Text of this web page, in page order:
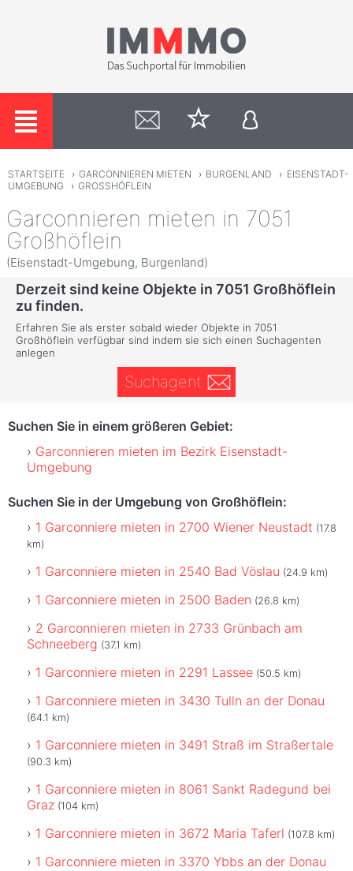
STARTSEITE › GARCONNIEREN MIETEN › BURGENLAND › EISENSTADT-
UMGEBUNG
› GROSSHÖFLEIN
Garconnieren mieten in 7051
Großhöflein
(Eisenstadt-Umgebung, Burgenland)
Derzeit sind keine Objekte in 7051 Großhöflein
zu finden.
Erfahren Sie als erster sobald wieder Objekte in 7051
Großhöflein verfügbar sind indem sie sich einen Suchagenten
anlegen
Suchagent
Suchen Sie in einem größeren Gebiet:
Garconnieren mieten im Bezirk Eisenstadt-
Umgebung
Suchen Sie in der Umgebung von Großhöflein:
1 Garconniere mieten in 2700 Wiener Neustadt (17.8
km)
1 Garconniere mieten in 2540 Bad Vöslau (24.9 km)
1 Garconniere mieten in 2500 Baden (26.8 km)
2 Garconnieren mieten in 2733 Grünbach am
Schneeberg (37.1 km)
1 Garconniere mieten in 2291 Lassee (50.5 km)
1 Garconniere mieten in 3430 Tulln an der Donau
(64.1 km)
1 Garconniere mieten in 3491 Straß im Straßertale
(90.3 km)
1 Garconniere mieten in 8061 Sankt Radegund bei
Graz (104 km)
1 Garconniere mieten in 3672 Maria Taferl (107.8 km)
1 Garconniere mieten in 3370 Ybbs an der Donau